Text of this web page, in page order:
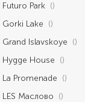
Futuro Park ()
Gorki Lake ()
Grand Islavskoye ()
Hygge House ()
La Promenade ()
LES Маслово ()